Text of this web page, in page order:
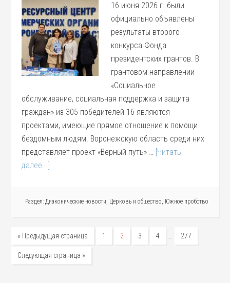
16 июня 2026 г. были
официально объявлены
результаты второго
конкурса Фонда
президентских грантов. В
грантовом направлении
«Социальное
обслуживание, социальная поддержка и защита
граждан» из 305 победителей 16 являются
проектами, имеющие прямое отношение к помощи
бездомным людям. Воронежскую область среди них
представляет проект «Верный путь» … [Читать
далее...]
Раздел: Диаконические новости, Церковь и общество, Южное пробство
« Предыдущая страница 1 2 3 4 … 277
Следующая страница »